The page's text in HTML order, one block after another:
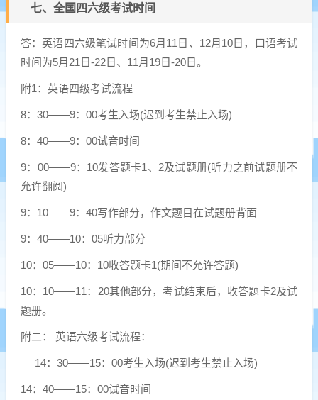
七、全国四六级考试时间
答：英语四六级笔试时间为6月11日、12月10日，口语考试
时间为5月21日-22日、11月19日-20日。
附1：英语四级考试流程
8：30——9：00考生入场(迟到考生禁止入场)
8：40——9：00试音时间
9：00——9：10发答题卡1、2及试题册(听力之前试题册不
允许翻阅)
9：10——9：40写作部分，作文题目在试题册背面
9：40——10：05听力部分
10：05——10：10收答题卡1(期间不允许答题)
10：10——11：20其他部分，考试结束后，收答题卡2及试
题册。
附二： 英语六级考试流程：
14：30——15：00考生入场(迟到考生禁止入场)
14：40——15：00试音时间